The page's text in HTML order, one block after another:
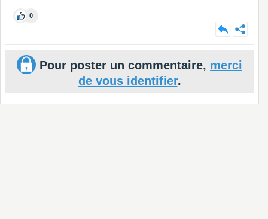
0
Pour poster un commentaire, merci
de vous identifier.